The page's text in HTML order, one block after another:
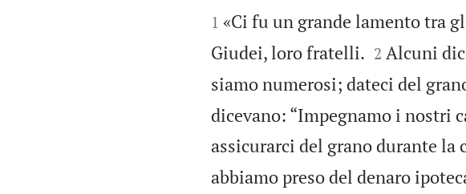


1 «Ci fu un grande lamento tra
Giudei, loro fratelli.
2 Alcuni
siamo numerosi; dateci del
dicevano: “Impegnamo i nostri
assicurarci del grano durante la
abbiamo preso del denaro